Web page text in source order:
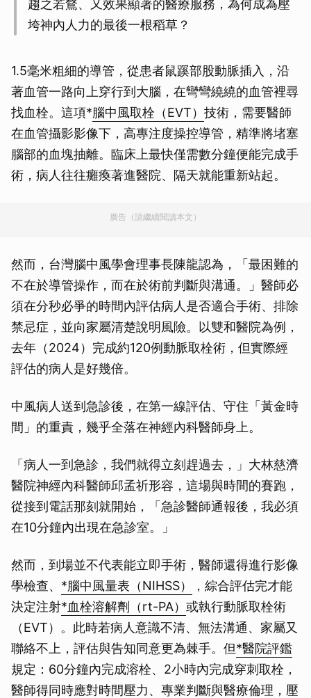
趨之若鶩、又效果顯著的醫療服務，為何成為壓
垮神內人力的最後一根稻草？
1.5毫米粗細的導管，從患者鼠蹊部股動脈插入，沿
著血管一路向上穿行到大腦，在彎彎繞繞的血管裡尋
找血栓。這項*腦中風取栓（EVT） 技術，需要醫師
在血管攝影影像下，高專注度操控導管，精準將堵塞
腦部的血塊抽離。臨床上最快僅需數分鐘便能完成手
術，病人往往癱瘓著進醫院、隔天就能重新站起。
廣告（請繼續閱讀本文）
然而，台灣腦中風學會理事長陳龍認為，「最困難的
不在於導管操作，而在於術前判斷與溝通。」醫師必
須在分秒必爭的時間內評估病人是否適合手術、排除
禁忌症，並向家屬清楚說明風險。以雙和醫院為例，
去年（2024）完成約120例動脈取栓術，但實際經
評估的病人是好幾倍。
中風病人送到急診後，在第一線評估、守住「黃金時
間」的重責，幾乎全落在神經內科醫師身上。
「病人一到急診，我們就得立刻趕過去，」大林慈濟
醫院神經內科醫師邱孟祈形容，這場與時間的賽跑，
從接到電話那刻就開始，「急診醫師通報後，我必須
在10分鐘內出現在急診室。」
然而，到場並不代表能立即手術，醫師還得進行影像
學檢查、 *腦中風量表（NIHSS）
，綜合評估完才能
決定注射*血栓溶解劑（rt-PA） 或執行動脈取栓術
（EVT）。此時若病人意識不清、無法溝通、家屬又
聯絡不上，評估與告知同意更為棘手。但*醫院評鑑
規定：60分鐘內完成溶栓、2小時內完成穿刺取栓，
醫師得同時應對時間壓力、專業判斷與醫療倫理，壓